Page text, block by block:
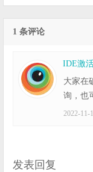
1 条评论
IDE激
大家在
询，也
2022-11-
发表回复